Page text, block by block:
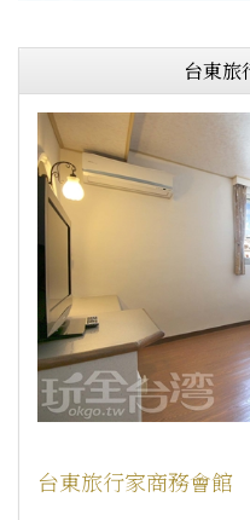
台東旅
台東旅行家商務會館